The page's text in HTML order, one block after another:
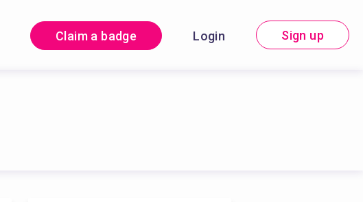
Claim a badge Login Sign up